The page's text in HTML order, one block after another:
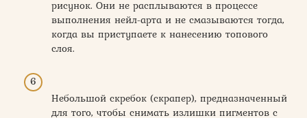
рисунок. Они не расплываются в процессе
выполнения нейл-арта и не смазываются тогда,
когда вы приступаете к нанесению топового
слоя.
Небольшой скребок (скрапер), предназначенный
для того, чтобы снимать излишки пигментов с